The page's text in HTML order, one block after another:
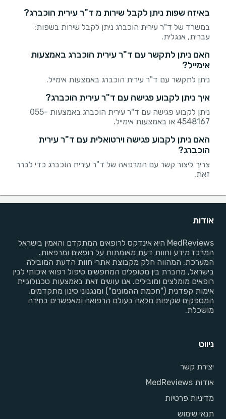
באיזה שפות ניתן לקבל שירות מ ד"ר עירית הוכברג?
במשרד של ד"ר עירית הוכברג ניתן לקבל שירות בשפות:
עברית, אנגלית.
האם ניתן לתקשר עם ד"ר עירית הוכברג באמצעות
אימייל?
ניתן לתקשר עם ד"ר עירית הוכברג באמצעות אימייל.
איך ניתן לקבוע פגישה עם ד"ר עירית הוכברג?
ניתן לקבוע פגישה עם ד"ר עירית הוכברג באמצעות 055-
4548167 או באמצעות אימייל.
האם ניתן לקבוע פגישה וירטואלית עם ד"ר עירית
הוכברג?
צריך ליצור קשר עם המרפאה של ד"ר עירית הוכברג כדי לברר
זאת.
אודות
MedReviews היא אינדקס לרופאים המתקדם והאמין בישראל
המרכז מידע וחוות דעת מאומתות על רופאים ומרפאות.
המערכת, המהווה חלק מקבוצת אתרי חוות הדעת המובילה
בישראל, מחברת בין מטופלים המחפשים טיפול רפואי איכותי לבין
רופאים מומלצים ומובילים. אנו עושים זאת באמצעות טכנולוגיית
אימות קפדנית ("חכמת ההמונים") ומנגנוני סינון מתקדמים,
המספקים שקיפות מלאה בעולם הרפואה ומאפשרים בחירה
מושכלת.
ניווט
יצירת קשר
אודות MedReviews
מדיניות פרטיות
תנאי שימוש